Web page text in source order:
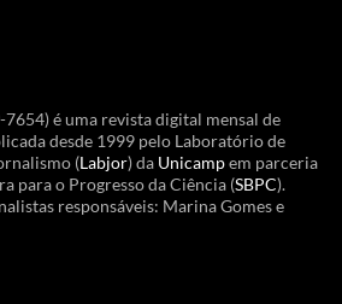
7654) é uma revista digital mensal de
desde 1999 pelo Laboratório de
(Labjor) da Unicampem parceria
para o Progresso da Ciência (SBPC).
responsáveis: Marina Gomes e